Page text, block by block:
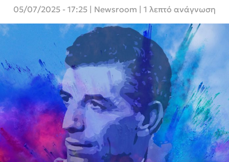
05/07/2025 - 17:25 Newsroom | 1 λεπτό ανάγνωση